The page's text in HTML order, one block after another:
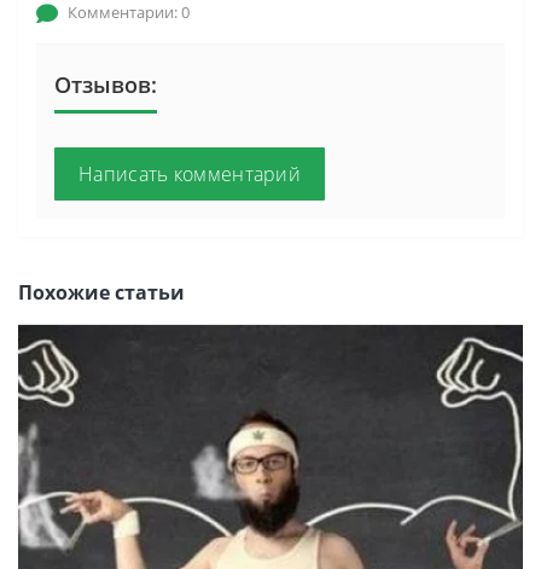
Комментарии: 0
Отзывов:
Написать комментарий
Похожие статьи